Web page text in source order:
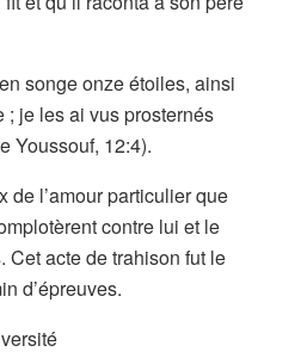
songe onze étoiles, ainsi
je les ai vus prosternés
Youssouf, 12:4).
de l’amour particulier que
contre lui et le
Cet acte de trahison fut le
d’épreuves.